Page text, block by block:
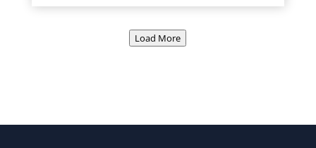
Load More